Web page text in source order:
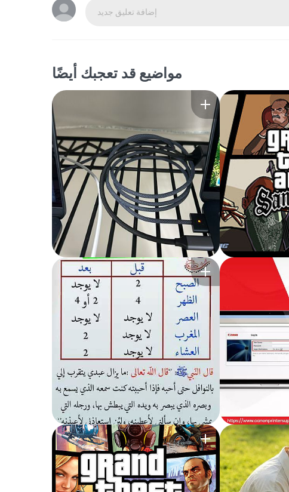
إضافة تعليق جديد
مواضيع قد تعجبك أيضًا